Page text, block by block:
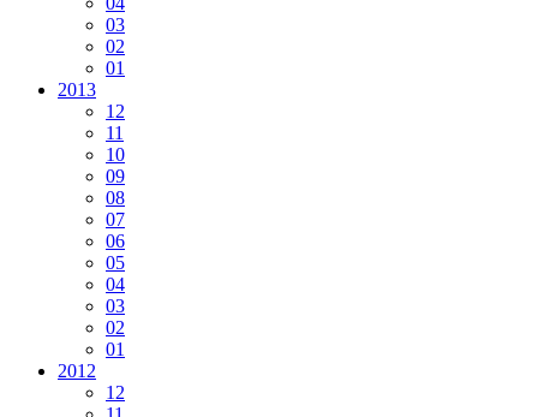
03
02
01
2013
12
11
10
09
08
07
06
05
04
03
02
01
2012
12